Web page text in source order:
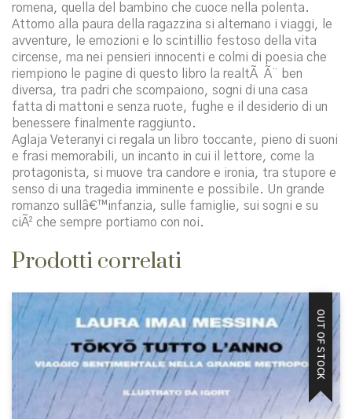
romena, quella del bambino che cuoce nella polenta.
Attorno alla paura della ragazzina si alternano i viaggi, le
avventure, le emozioni e lo scintillio festoso della vita
circense, ma nei pensieri innocenti e colmi di poesia che
riempiono le pagine di questo libro la realtÃ Ã¨ ben
diversa, tra padri che scompaiono, sogni di una casa
fatta di mattoni e senza ruote, fughe e il desiderio di un
benessere finalmente raggiunto.
Aglaja Veteranyi ci regala un libro toccante, pieno di suoni
e frasi memorabili, un incanto in cui il lettore, come la
protagonista, si muove tra candore e ironia, tra stupore e
senso di una tragedia imminente e possibile. Un grande
romanzo sullâ€™infanzia, sulle famiglie, sui sogni e su
ciÃ² che sempre portiamo con noi.
Prodotti correlati
OUT OF STOCK